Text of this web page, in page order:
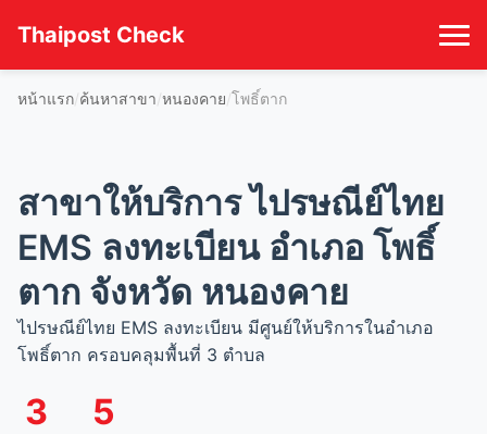
Thaipost Check
หน้าแรก ค้นหาสาขา หนองคาย โพธิ์ตาก
สาขาให้บริการ ไปรษณีย์ไทย
EMS ลงทะเบียน อำเภอ โพธิ์
ตาก จังหวัด หนองคาย
ไปรษณีย์ไทย EMS ลงทะเบียน มีศูนย์ให้บริการในอำเภอ
โพธิ์ตาก ครอบคลุมพื้นที่ 3 ตำบล
3 5